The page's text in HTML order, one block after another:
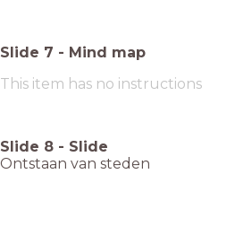
Slide 7 - Mind map
This item has no instructions
Slide 8 - Slide
Ontstaan van steden